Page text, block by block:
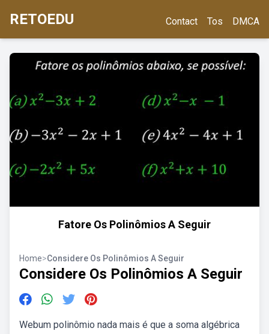
RETOEDU Contact Tos DMCA
Fatore Os Polinômios A Seguir
Home>Considere Os Polinômios A Seguir
Considere Os Polinômios A Seguir
Webum polinômio nada mais é que a soma algébrica